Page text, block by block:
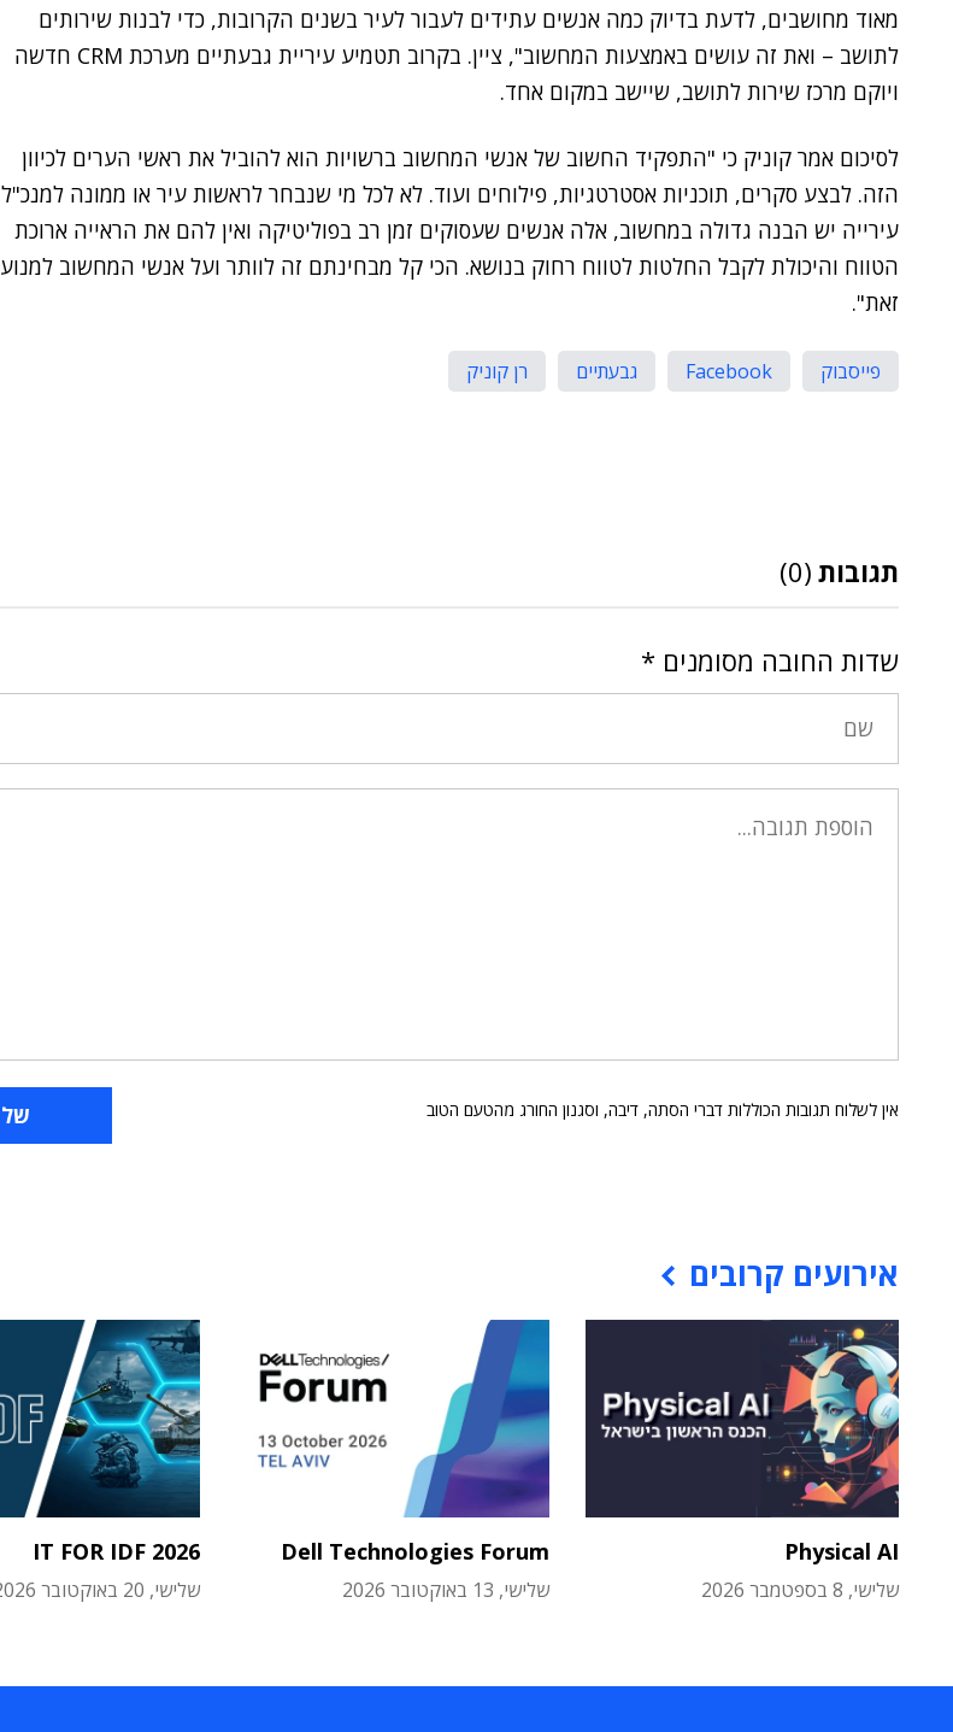
מאוד מחושבים, לדעת בדיוק כמה אנשים עתידים לעבור לעיר בשנים הקרובות, כדי לבנות שירותים
לתושב – ואת זה עושים באמצעות המחשוב", ציין. בקרוב תטמיע עיריית גבעתיים מערכת CRM חדשה
ויוקם מרכז שירות לתושב, שיישב במקום אחד.
לסיכום אמר קוניק כי "התפקיד החשוב של אנשי המחשוב ברשויות הוא להוביל את ראשי הערים לכיוון
הזה. לבצע סקרים, תוכניות אסטרטגיות, פילוחים ועוד. לא לכל מי שנבחר לראשות עיר או ממונה למנכ"ל
עירייה יש הבנה גדולה במחשוב, אלה אנשים שעסוקים זמן רב בפוליטיקה ואין להם את הראייה ארוכת
הטווח והיכולת לקבל החלטות לטווח רחוק בנושא. הכי קל מבחינתם זה לוותר ועל אנשי המחשוב למנוע
זאת".
פייסבוק Facebook גבעתיים רן קוניק
תגובות (0)
שדות החובה מסומנים *
אין לשלוח תגובות הכוללות דברי הסתה, דיבה, וסגנון החורג מהטעם הטוב
אירועים קרובים
Physical AI
שלישי, 8 בספטמבר 2026
Dell Technologies Forum
שלישי, 13 באוקטובר 2026
IT FOR IDF 2026
שלישי, 20 באוקטובר 2026